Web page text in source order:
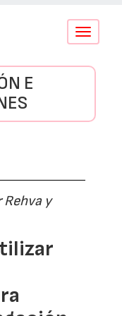
Conmutar
E
y